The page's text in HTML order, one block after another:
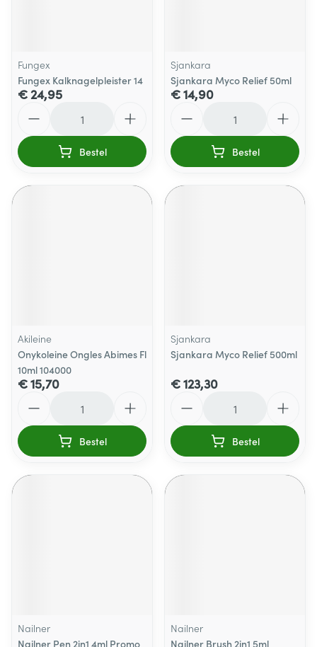
Fungex
Fungex Kalknagelpleister 14
€ 24,95
Bestel
Sjankara
Sjankara Myco Relief 50ml
€ 14,90
Bestel
Akileine
Onykoleine Ongles Abimes Fl
10ml 104000
€ 15,70
Bestel
Sjankara
Sjankara Myco Relief 500ml
€ 123,30
Bestel
Nailner
Nailner Pen 2in1 4ml Promo
Nailner
Nailner Brush 2in1 5ml